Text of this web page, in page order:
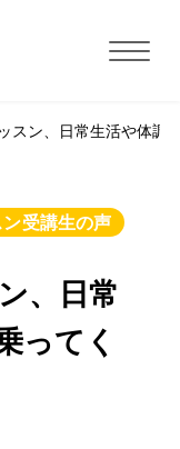
について
金
スン、日常生活や体調
ン受講生の声
、日常
ってく